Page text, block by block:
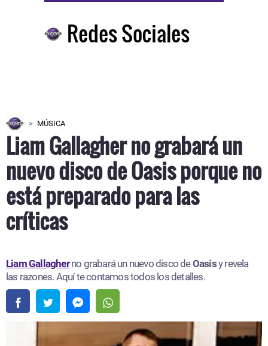
Redes Sociales
MÚSICA
Liam Gallagher no grabará un
nuevo disco de Oasis porque no
está preparado para las
críticas
Liam Gallagher no grabará un nuevo disco de Oasis
y revela
las razones. Aquí te contamos todos los detalles.